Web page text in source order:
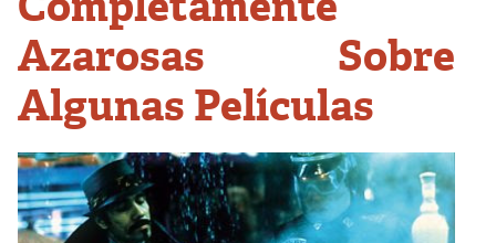
Azarosas Sobre
Algunas Películas